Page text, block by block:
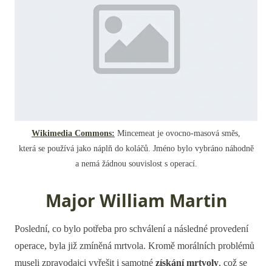
Wikimedia Commons: Mincemeat je ovocno-masová směs,
která se používá jako náplň do koláčů. Jméno bylo vybráno náhodně
a nemá žádnou souvislost s operací.
Major William Martin
Poslední, co bylo potřeba pro schválení a následné provedení
operace, byla již zmíněná mrtvola. Kromě morálních problémů
museli zpravodajci vyřešit i samotné získání mrtvoly, což se